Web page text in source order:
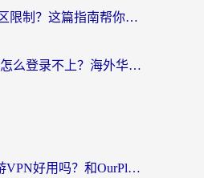
海外看CCTV5地区限制？这篇指南帮你流畅看欧洲杯、NBA还听中文解说
交管12123在国外怎么登录不上？海外华人必看的回国加速器选择指南
海外党必看：迅游VPN好用吗？和OurPlay VPN对比哪个回国效果更好？附真实体验测评